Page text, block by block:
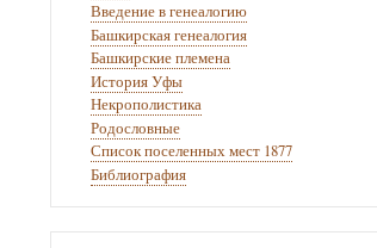
Введение в генеалогию
Башкирская генеалогия
Башкирские племена
История Уфы
Некрополистика
Родословные
Список поселенных мест 1877
Библиография